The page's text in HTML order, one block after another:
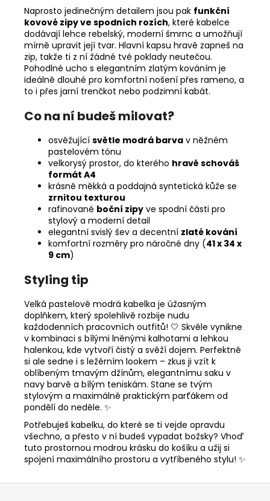
Naprosto jedinečným detailem jsou pak funkční
kovové zipy ve spodních rozích, které kabelce
dodávají lehce rebelský, moderní šmrnc a umožňují
mírně upravit její tvar. Hlavní kapsu hravě zapneš na
zip, takže ti z ní žádné tvé poklady neutečou.
Pohodlné ucho s elegantním zlatým kováním je
ideálně dlouhé pro komfortní nošení přes rameno, a
to i přes jarní trenčkot nebo podzimní kabát.
Co na ní budeš milovat?
osvěžující světle modrá barva v něžném
pastelovém tónu
velkorysý prostor, do kterého hravě schováš
formát A4
krásně měkká a poddajná syntetická kůže se
zrnitou texturou
rafinované boční zipy ve spodní části pro
stylový a moderní detail
elegantní svislý šev a decentní zlaté kování
komfortní rozměry pro náročné dny (41 x 34 x
9 cm)
Styling tip
Velká pastelově modrá kabelka je úžasným
doplňkem, který spolehlivě rozbije nudu
každodenních pracovních outfitů! 🤍 Skvěle vynikne
v kombinaci s bílými lněnými kalhotami a lehkou
halenkou, kde vytvoří čistý a svěží dojem. Perfektně
si ale sedne i s ležérním lookem – zkus ji vzít k
oblíbeným tmavým džínům, elegantnímu saku v
navy barvě a bílým teniskám. Stane se tvým
stylovým a maximálně praktickým parťákem od
pondělí do neděle. ✨
Potřebuješ kabelku, do které se ti vejde opravdu
všechno, a přesto v ní budeš vypadat božsky? Vhoď
tuto prostornou modrou krásku do košíku a užij si
spojení maximálního prostoru a vytříbeného stylu! ✨
Z